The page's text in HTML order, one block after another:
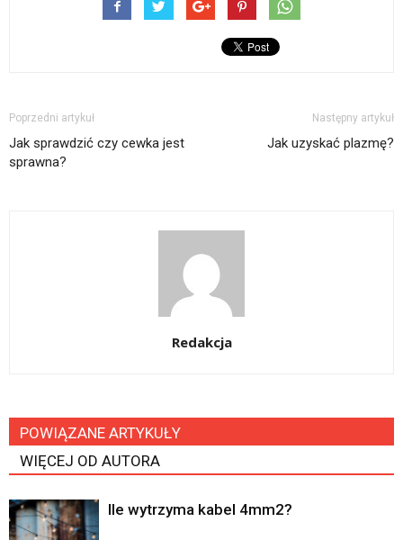
Poprzedni artykuł
Jak sprawdzić czy cewka jest
sprawna?
Następny artykuł
Jak uzyskać plazmę?
Redakcja
POWIĄZANE ARTYKUŁY
WIĘCEJ OD AUTORA
Ile wytrzyma kabel 4mm2?